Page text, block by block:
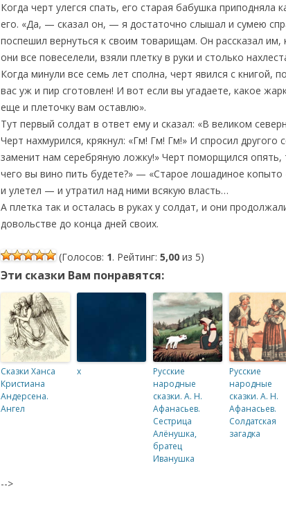
Когда черт улегся спать, его старая бабушка
его. «Да, — сказал он, — я достаточно слышал и сумею
поспешил вернуться к своим товарищам. Он рассказал им,
они все повеселели, взяли плетку в руки и столько
Когда минули все семь лет сполна, черт явился с книгой,
вас уж и пир сготовлен! И вот если вы угадаете, какое
еще и плеточку вам оставлю».
Тут первый солдат в ответ ему и сказал: «В великом
Черт нахмурился, крякнул: «Гм! Гм! Гм!» И спросил
заменит нам серебряную ложку!» Черт поморщился
чего вы вино пить будете?» — «Старое лошадиное
и улетел — и утратил над ними всякую власть…
А плетка так и осталась в руках у солдат, и они
довольстве до конца дней своих.
(Голосов: 1. Рейтинг: 5,00 из 5)
Эти сказки Вам понравятся:
Сказки Ханса
Кристиана
Андерсена.
Ангел
x
Русские
народные
сказки. А. Н.
Афанасьев.
Сестрица
Алёнушка,
братец
Иванушка
Русские
народные
сказки. А. Н.
Афанасьев.
Солдатская
загадка
-->